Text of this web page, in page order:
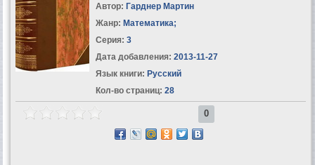
Автор: Гарднер Мартин
Жанр: Математика;
Серия: 3
Дата добавления: 2013-11-27
Язык книги: Русский
Кол-во страниц: 28
0